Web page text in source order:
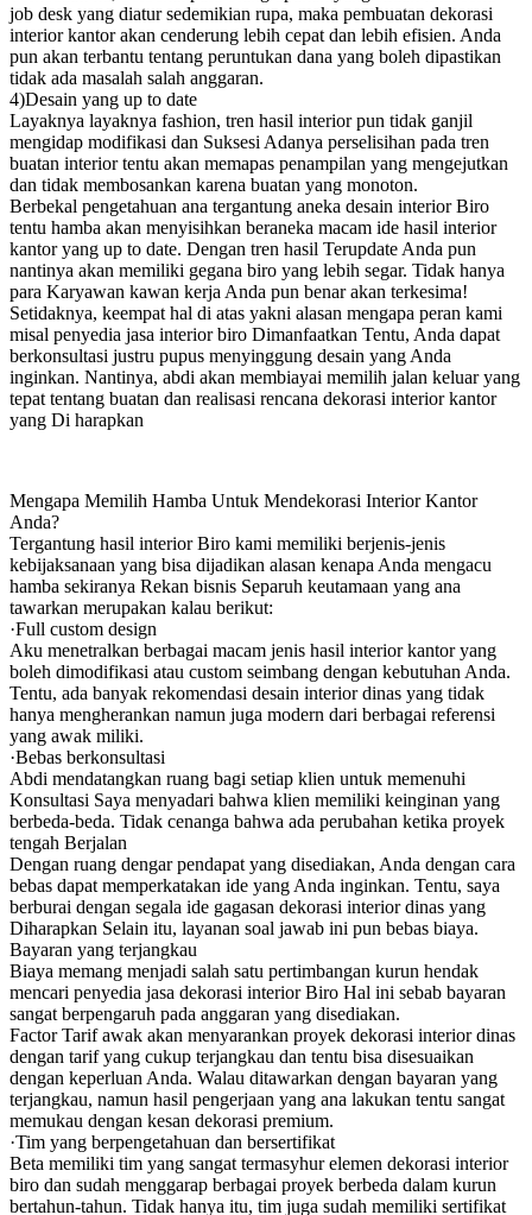
job desk yang diatur sedemikian rupa, maka pembuatan dekorasi
interior kantor akan cenderung lebih cepat dan lebih efisien. Anda
pun akan terbantu tentang peruntukan dana yang boleh dipastikan
tidak ada masalah salah anggaran.
4)Desain yang up to date
Layaknya layaknya fashion, tren hasil interior pun tidak ganjil
mengidap modifikasi dan Suksesi Adanya perselisihan pada tren
buatan interior tentu akan memapas penampilan yang mengejutkan
dan tidak membosankan karena buatan yang monoton.
Berbekal pengetahuan ana tergantung aneka desain interior Biro
tentu hamba akan menyisihkan beraneka macam ide hasil interior
kantor yang up to date. Dengan tren hasil Terupdate Anda pun
nantinya akan memiliki gegana biro yang lebih segar. Tidak hanya
para Karyawan kawan kerja Anda pun benar akan terkesima!
Setidaknya, keempat hal di atas yakni alasan mengapa peran kami
misal penyedia jasa interior biro Dimanfaatkan Tentu, Anda dapat
berkonsultasi justru pupus menyinggung desain yang Anda
inginkan. Nantinya, abdi akan membiayai memilih jalan keluar yang
tepat tentang buatan dan realisasi rencana dekorasi interior kantor
yang Di harapkan
Mengapa Memilih Hamba Untuk Mendekorasi Interior Kantor
Anda?
Tergantung hasil interior Biro kami memiliki berjenis-jenis
kebijaksanaan yang bisa dijadikan alasan kenapa Anda mengacu
hamba sekiranya Rekan bisnis Separuh keutamaan yang ana
tawarkan merupakan kalau berikut:
·Full custom design
Aku menetralkan berbagai macam jenis hasil interior kantor yang
boleh dimodifikasi atau custom seimbang dengan kebutuhan Anda.
Tentu, ada banyak rekomendasi desain interior dinas yang tidak
hanya mengherankan namun juga modern dari berbagai referensi
yang awak miliki.
·Bebas berkonsultasi
Abdi mendatangkan ruang bagi setiap klien untuk memenuhi
Konsultasi Saya menyadari bahwa klien memiliki keinginan yang
berbeda-beda. Tidak cenanga bahwa ada perubahan ketika proyek
tengah Berjalan
Dengan ruang dengar pendapat yang disediakan, Anda dengan cara
bebas dapat memperkatakan ide yang Anda inginkan. Tentu, saya
berburai dengan segala ide gagasan dekorasi interior dinas yang
Diharapkan Selain itu, layanan soal jawab ini pun bebas biaya.
Bayaran yang terjangkau
Biaya memang menjadi salah satu pertimbangan kurun hendak
mencari penyedia jasa dekorasi interior Biro Hal ini sebab bayaran
sangat berpengaruh pada anggaran yang disediakan.
Factor Tarif awak akan menyarankan proyek dekorasi interior dinas
dengan tarif yang cukup terjangkau dan tentu bisa disesuaikan
dengan keperluan Anda. Walau ditawarkan dengan bayaran yang
terjangkau, namun hasil pengerjaan yang ana lakukan tentu sangat
memukau dengan kesan dekorasi premium.
·Tim yang berpengetahuan dan bersertifikat
Beta memiliki tim yang sangat termasyhur elemen dekorasi interior
biro dan sudah menggarap berbagai proyek berbeda dalam kurun
bertahun-tahun. Tidak hanya itu, tim juga sudah memiliki sertifikat